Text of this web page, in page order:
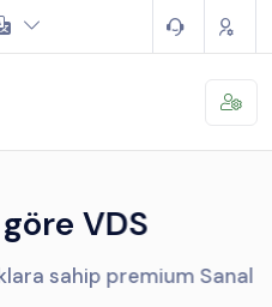
VDS
premium Sanal